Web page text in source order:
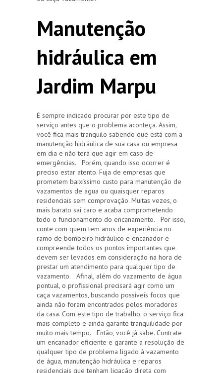
Manutenção
hidráulica em
Jardim Marpu
É sempre indicado procurar por este tipo de
serviço antes que o problema aconteça. Assim,
você fica mais tranquilo sabendo que está com a
manutenção hidráulica de sua casa ou empresa
em dia e não terá que agir em caso de
emergências. Porém, quando isso ocorrer é
preciso estar atento. Fuja de empresas que
prometem baixíssimo custo para manutenção de
vazamentos de água ou quaisquer reparos
residenciais sem comprovação. Muitas vezes, o
mais barato sai caro e acaba comprometendo
todo o funcionamento do encanamento. Por isso,
conte com quem tem anos de experiência no
ramo de bombeiro hidráulico e encanador e
compreende todos os pontos importantes que
devem ser levados em consideração na hora de
prestar um atendimento para qualquer tipo de
vazamento. Afinal, além do vazamento de água
pontual, o profissional precisará agir como um
caça vazamentos, buscando possíveis focos que
ainda não foram encontrados pelos moradores
da casa. Com este tipo de trabalho, o serviço fica
mais completo e ainda garante tranquilidade por
muito mais tempo. Então, você já sabe. Contrate
um encanador eficiente e garante a resolução de
qualquer tipo de problema ligado à vazamento
de água, manutenção hidráulica e reparos
residenciais que tenham ligação direta com